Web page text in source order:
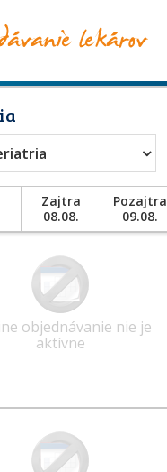
Zajtra
08.08.
Pozajtra
09.08.
objednávanie nie je
aktívne